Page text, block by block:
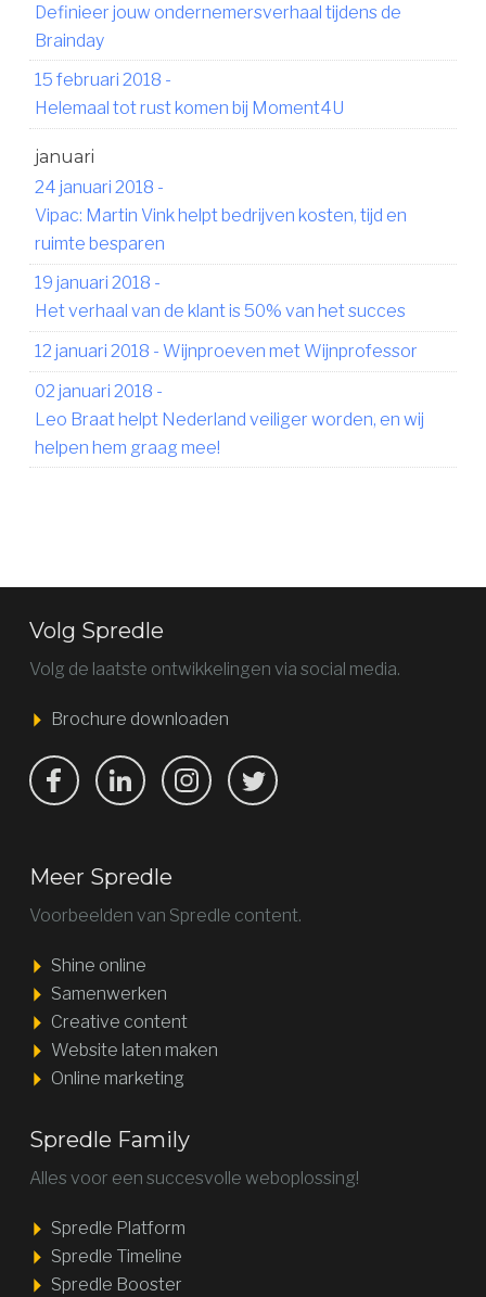
Definieer jouw ondernemersverhaal tijdens de
Brainday
15 februari 2018 -
Helemaal tot rust komen bij Moment4U
januari
24 januari 2018 -
Vipac: Martin Vink helpt bedrijven kosten, tijd en
ruimte besparen
19 januari 2018 -
Het verhaal van de klant is 50% van het succes
12 januari 2018 - Wijnproeven met Wijnprofessor
02 januari 2018 -
Leo Braat helpt Nederland veiliger worden, en wij
helpen hem graag mee!
Volg Spredle
Volg de laatste ontwikkelingen via social media.
Brochure downloaden
Bekijk ons op FacebookBekijk ons op LinkedInBekijk ons op LinkedInBekijk ons op Twitter
Meer Spredle
Voorbeelden van Spredle content.
Shine online
Samenwerken
Creative content
Website laten maken
Online marketing
Spredle Family
Alles voor een succesvolle weboplossing!
Spredle Platform
Spredle Timeline
Spredle Booster